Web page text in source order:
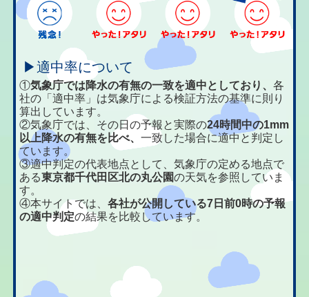
▶適中率について
①気象庁では降水の有無の一致を適中としており、各
社の「適中率」は気象庁による検証方法の基準に則り
算出しています。
②気象庁では、その日の予報と実際の24時間中の1mm
以上降水の有無を比べ、一致した場合に適中と判定し
ています。
③適中判定の代表地点として、気象庁の定める地点で
ある東京都千代田区北の丸公園の天気を参照していま
す。
④本サイトでは、各社が公開している7日前0時の予報
の適中判定の結果を比較しています。